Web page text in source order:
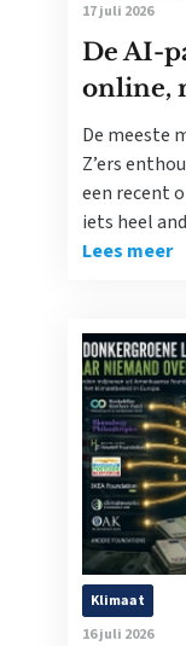
17 juli 2026
De AI-
online,
De meeste
Z’ers
een recent
iets heel
Lees meer
Klimaat
16 juli 2026